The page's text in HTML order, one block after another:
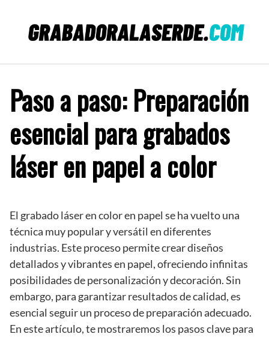
contenido
Paso a paso: Preparación
esencial para grabados
láser en papel a color
El grabado láser en color en papel se ha vuelto una
técnica muy popular y versátil en diferentes
industrias. Este proceso permite crear diseños
detallados y vibrantes en papel, ofreciendo infinitas
posibilidades de personalización y decoración. Sin
embargo, para garantizar resultados de calidad, es
esencial seguir un proceso de preparación adecuado.
En este artículo, te mostraremos los pasos clave para